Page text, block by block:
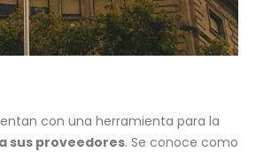
con una herramienta para la
sus proveedores. Se conoce como